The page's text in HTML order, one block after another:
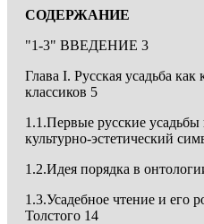
СОДЕРЖАНИЕ
"1-3" ВВЕДЕНИЕ 3
Глава I. Русская усадьба
классиков 5
1.1.Первые русские
культурно-эстетический
1.2.Идея порядка в
1.3.Усадебное чтение и его
Толстого 14